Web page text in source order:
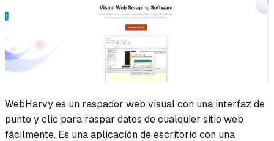
WebHarvy es un raspador web visual con una interfaz de
punto y clic para raspar datos de cualquier sitio web
fácilmente. Es una aplicación de escritorio con una